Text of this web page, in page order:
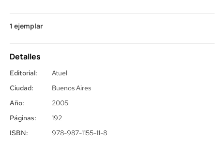
1 ejemplar
Detalles
Editorial:
Ciudad:
Año:
Páginas:
ISBN:
Atuel
Buenos Aires
2005
192
978-987-1155-11-8